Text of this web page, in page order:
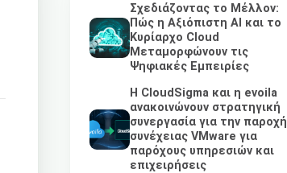
Σχεδιάζοντας το Μέλλον:
Πώς η Αξιόπιστη AI και το
Κυρίαρχο Cloud
Μεταμορφώνουν τις
Ψηφιακές Εμπειρίες
Η CloudSigma και η evoila
ανακοινώνουν στρατηγική
συνεργασία για την παροχή
συνέχειας VMware για
παρόχους υπηρεσιών και
επιχειρήσεις